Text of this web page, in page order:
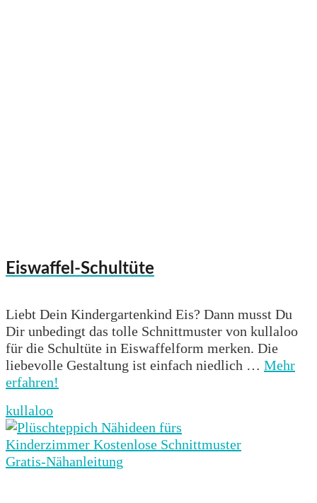
Eiswaffel-Schultüte
Liebt Dein Kindergartenkind Eis? Dann musst Du
Dir unbedingt das tolle Schnittmuster von kullaloo
für die Schultüte in Eiswaffelform merken. Die
liebevolle Gestaltung ist einfach niedlich … Mehr
erfahren!
kullaloo